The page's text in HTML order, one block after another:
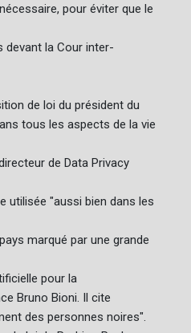
pour éviter que le
devant la Cour inter-
de loi du président du
tous les aspects de la vie
de Data Privacy
utilisée "aussi bien dans les
marqué par une grande
pour la
Bruno Bioni. Il cite
des personnes noires".